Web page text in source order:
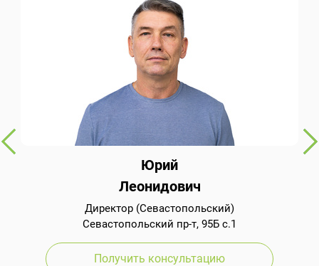
Юрий
Леонидович
Директор (Севастопольский)
Севастопольский пр-т, 95Б с.1
Получить консультацию